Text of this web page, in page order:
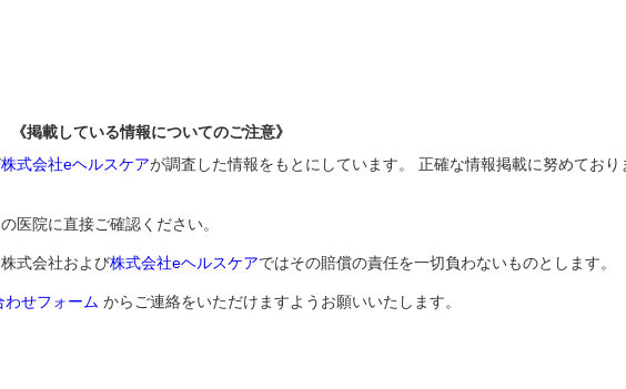
《掲載している情報についてのご注意》
株式会社eヘルスケアが調査した情報をもとにしています。 正確な情報掲載に努めており
医院に直接ご確認ください。
式会社および株式会社eヘルスケアではその賠償の責任を一切負わないものとします。
わせフォーム からご連絡をいただけますようお願いいたします。